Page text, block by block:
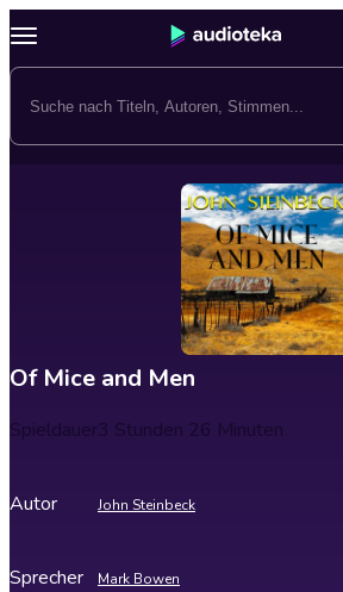
Of Mice and Men
Spieldauer3 Stunden 26 Minuten
Autor John Steinbeck
Sprecher Mark Bowen